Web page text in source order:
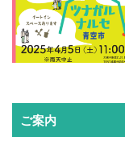
ご案内